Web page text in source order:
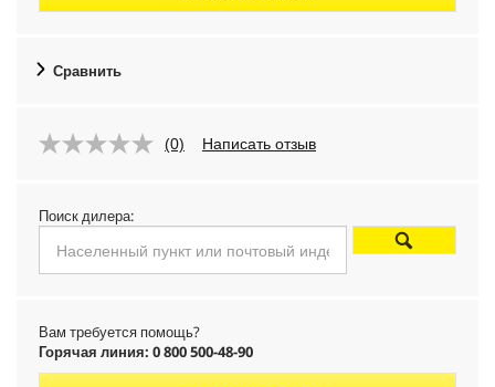
Сравнить
(0) Написать отзыв
Поиск дилера:
Вам требуется помощь?
Горячая линия: 0 800 500-48-90